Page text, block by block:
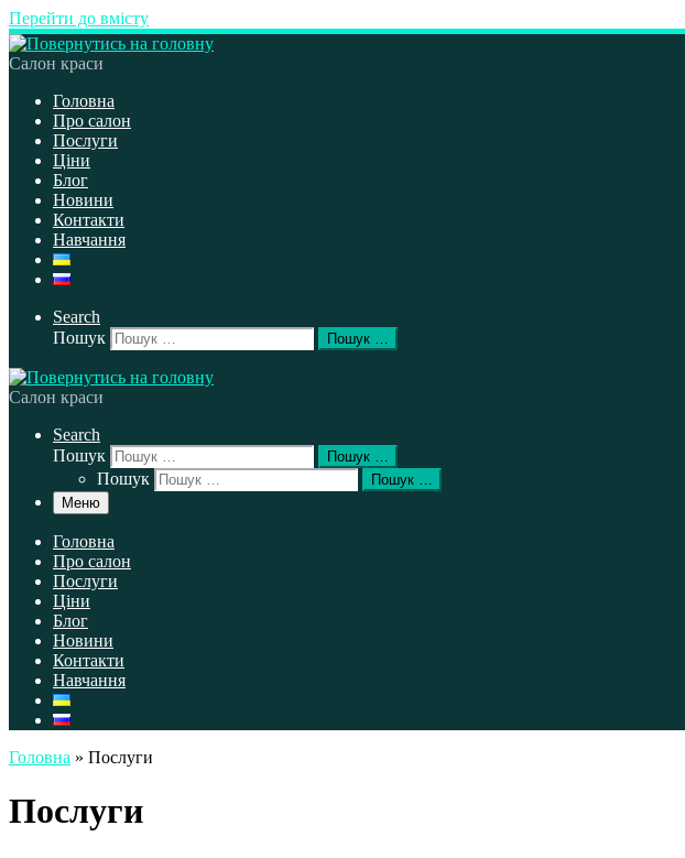
Перейти до вмісту
Салон краси
Головна
Про салон
Послуги
Ціни
Блог
Новини
Контакти
Навчання
Search
Пошук
Пошук …
Салон краси
Search
Пошук
Пошук …
Пошук
Пошук …
Меню
Головна
Про салон
Послуги
Ціни
Блог
Новини
Контакти
Навчання
Головна » Послуги
Послуги